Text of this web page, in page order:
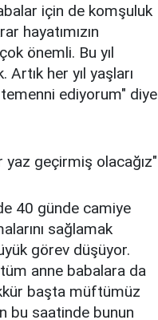
için de komşuluk
hayatımızın
önemli. Bu yıl
her yıl yaşları
ediyorum" diye
geçirmiş olacağız"
40 günde camiye
sağlamak
görev düşüyor.
anne babalara da
başta müftümüz
bu saatinde bunun